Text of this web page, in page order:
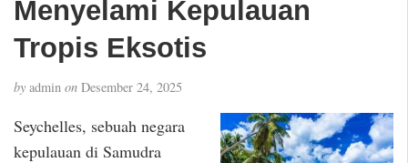
o
n
Menyelami Kepulauan
Tropis Eksotis
by admin on Desember 24, 2025
Seychelles, sebuah negara
kepulauan di Samudra